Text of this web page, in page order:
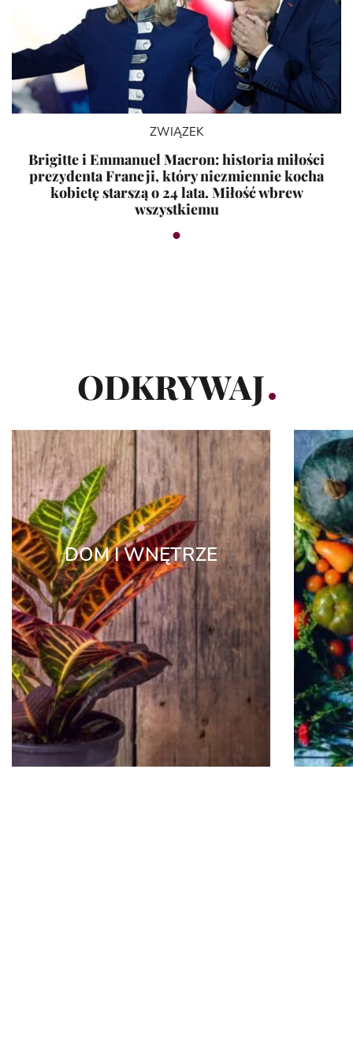
ZWIĄZEK
Brigitte i Emmanuel Macron: historia miłości
prezydenta Francji, który niezmiennie kocha
kobietę starszą o 24 lata. Miłość wbrew
wszystkiemu
ODKRYWAJ
DOM I WNĘTRZE